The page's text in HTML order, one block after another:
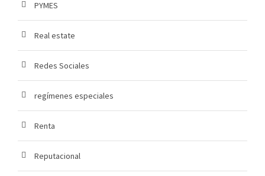
PYMES
Real estate
Redes Sociales
regímenes especiales
Renta
Reputacional